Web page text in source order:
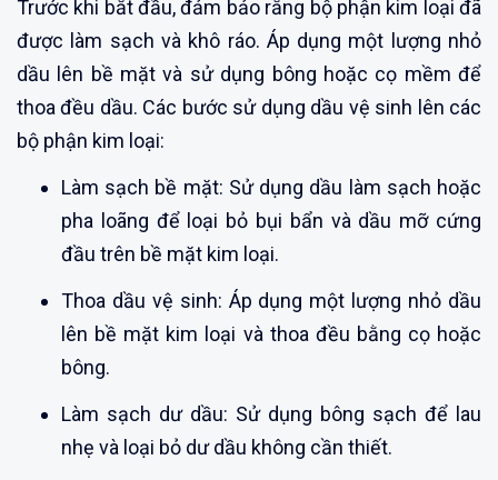
Trước khi bắt đầu, đảm bảo rằng bộ phận kim loại đã
được làm sạch và khô ráo. Áp dụng một lượng nhỏ
dầu lên bề mặt và sử dụng bông hoặc cọ mềm để
thoa đều dầu. Các bước sử dụng dầu vệ sinh lên các
bộ phận kim loại:
Làm sạch bề mặt: Sử dụng dầu làm sạch hoặc
pha loãng để loại bỏ bụi bẩn và dầu mỡ cứng
đầu trên bề mặt kim loại.
Thoa dầu vệ sinh: Áp dụng một lượng nhỏ dầu
lên bề mặt kim loại và thoa đều bằng cọ hoặc
bông.
Làm sạch dư dầu: Sử dụng bông sạch để lau
nhẹ và loại bỏ dư dầu không cần thiết.